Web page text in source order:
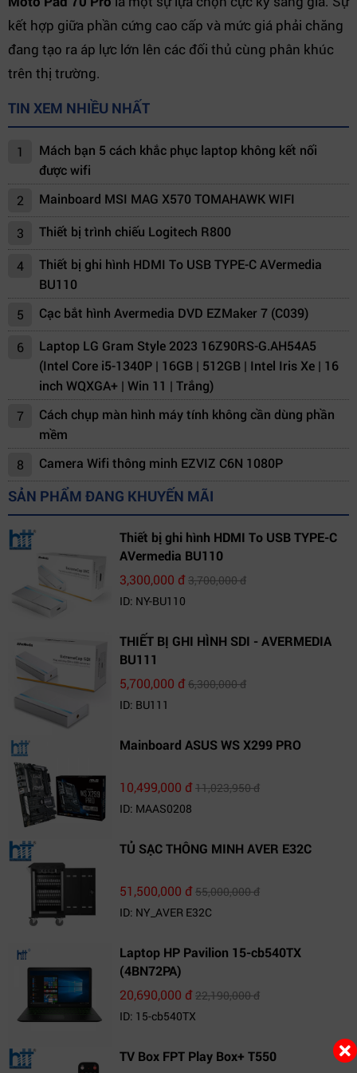
kết hợp giữa phần cứng cao cấp và mức giá phải chăng
đang tạo ra áp lực lớn lên các đối thủ cùng phân khúc
trên thị trường.
TIN XEM NHIỀU NHẤT
1
Mách bạn 5 cách khắc phục laptop không kết nối
được wifi
2
Mainboard MSI MAG X570 TOMAHAWK WIFI
3 Thiết bị trình chiếu Logitech R800
4
Thiết bị ghi hình HDMI To USB TYPE-C AVermedia
BU110
5
Cạc bắt hình Avermedia DVD EZMaker 7 (C039)
6
Laptop LG Gram Style 2023 16Z90RS-G.AH54A5
(Intel Core i5-1340P | 16GB | 512GB | Intel Iris Xe | 16
inch WQXGA+ | Win 11 | Trắng)
7
Cách chụp màn hình máy tính không cần dùng phần
mềm
8
Camera Wifi thông minh EZVIZ C6N 1080P
SẢN PHẨM ĐANG KHUYẾN MÃI
Thiết bị ghi hình HDMI To USB TYPE-C
AVermedia BU110
3,300,000 đ3,700,000 đ
ID: NY-BU110
THIẾT BỊ GHI HÌNH SDI - AVERMEDIA
BU111
5,700,000 đ6,300,000 đ
ID: BU111
Mainboard ASUS WS X299 PRO
10,499,000 đ11,023,950 đ
ID: MAAS0208
TỦ SẠC THÔNG MINH AVER E32C
51,500,000 đ55,000,000 đ
ID: NY_AVER E32C
Laptop HP Pavilion 15-cb540TX
(4BN72PA)
20,690,000 đ22,190,000 đ
ID: 15-cb540TX
TV Box FPT Play Box+ T550